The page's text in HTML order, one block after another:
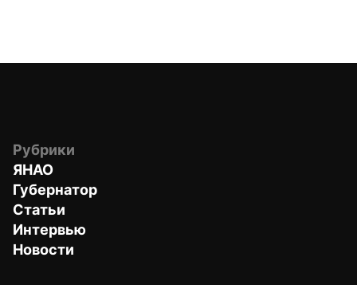
Рубрики
ЯНАО
Губернатор
Статьи
Интервью
Новости